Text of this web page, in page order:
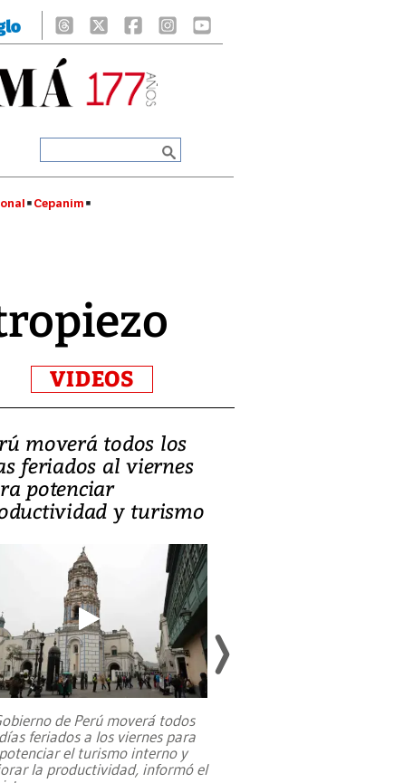
Cepanim
VIDEOS
moverá todos los
feriados al viernes
potenciar
y turismo
de Perú moverá todos
feriados a los viernes para
el turismo interno y
la productividad, informó el